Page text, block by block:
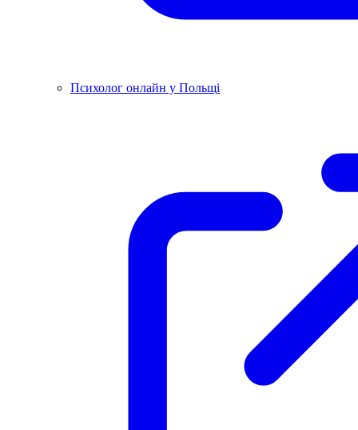
Психолог онлайн у Польщі